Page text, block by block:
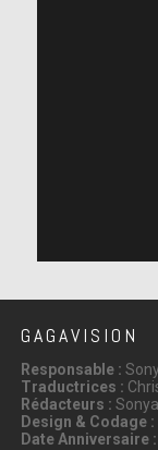
GAGAVISION
Responsable :
Traductrices :
Rédacteurs :
Design & Codage :
Date Anniversaire :